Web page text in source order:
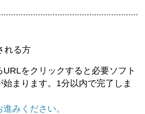
れる方
をクリックすると必要ソフト
まります。1分以内で完了しま
みください。